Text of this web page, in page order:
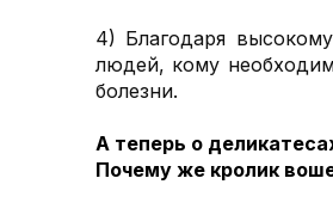
4) Благодаря
людей, кому
болезни.
А теперь о
Почему же кролик